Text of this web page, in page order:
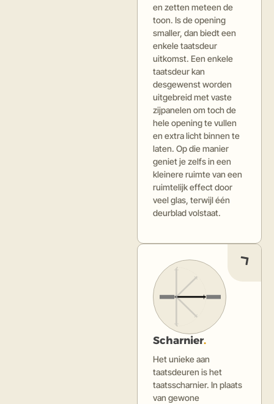
en zetten meteen de
toon. Is de opening
smaller, dan biedt een
enkele taatsdeur
uitkomst. Een enkele
taatsdeur kan
desgewenst worden
uitgebreid met vaste
zijpanelen om toch de
hele opening te vullen
en extra licht binnen te
laten. Op die manier
geniet je zelfs in een
kleinere ruimte van een
ruimtelijk effect door
veel glas, terwijl één
deurblad volstaat.
Scharnier.
Het unieke aan
taatsdeuren is het
taatsscharnier. In plaats
van gewone